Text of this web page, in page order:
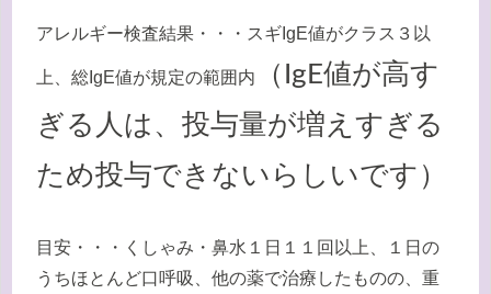
アレルギー検査結果・・・スギ IgE値がクラス３以
上、総 IgE値が規定の範囲内 （ IgE値が高す
ぎる人は、投与量が増えすぎる
ため投与できないらしいです）
目安・・・くしゃみ・鼻水１日１１回以上、１日の
うちほとんど口呼吸、他の薬で治療したものの、重